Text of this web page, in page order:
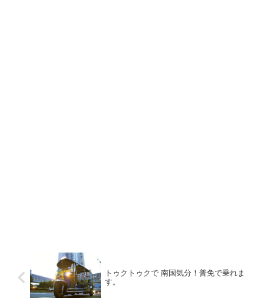
トゥクトゥクで 南国気分！普免で乗れま
す。